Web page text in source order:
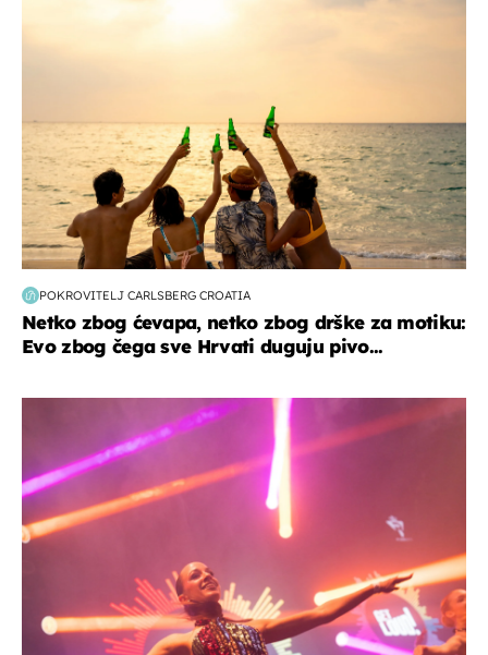
POKROVITELJ CARLSBERG CROATIA
Netko zbog ćevapa, netko zbog drške za motiku:
Evo zbog čega sve Hrvati duguju pivo...